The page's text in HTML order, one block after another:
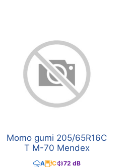
Momo gumi 205/65R16C
T M-70 Mendex
A C 72 dB